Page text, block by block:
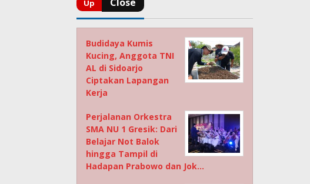
Budidaya Kumis
Kucing, Anggota TNI
AL di Sidoarjo
Ciptakan Lapangan
Kerja
Perjalanan Orkestra
SMA NU 1 Gresik: Dari
Belajar Not Balok
hingga Tampil di
Hadapan Prabowo dan Jok…